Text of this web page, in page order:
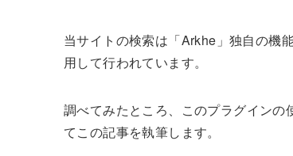
当サイトの検索は「Arkhe」独自の機
用して行われています。
調べてみたところ、このプラグイン
てこの記事を執筆します。